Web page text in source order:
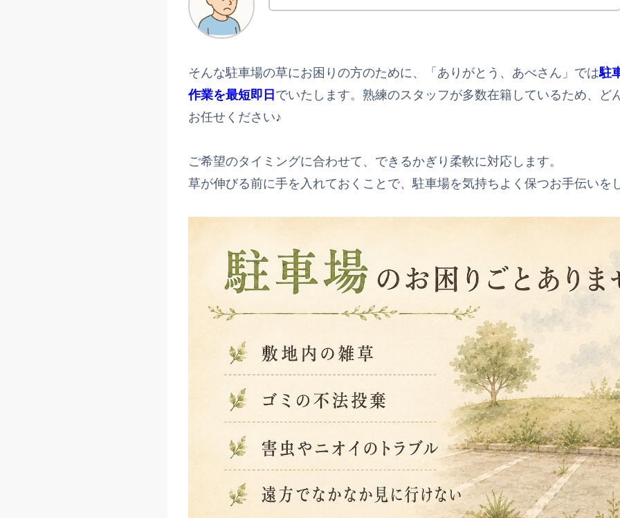
そんな駐車場の草にお困りの方のために、「ありがとう、あべさん」では駐
作業を最短即日 でいたします。熟練のスタッフが多数在籍しているため、ど
お任せください♪
ご希望のタイミングに合わせて、できるかぎり柔軟に対応します。
草が伸びる前に手を入れておくことで、駐車場を気持ちよく保つお手伝いを